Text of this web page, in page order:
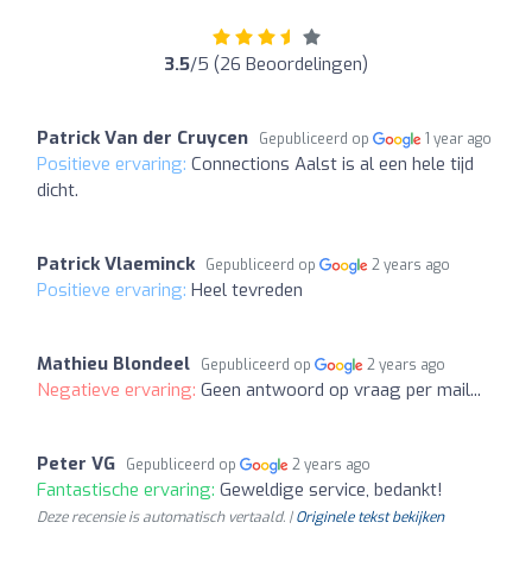
3.5/5 (26 Beoordelingen)
Patrick Van der Cruycen Gepubliceerd op 1 year ago
Positieve ervaring: Connections Aalst is al een hele tijd
dicht.
Patrick Vlaeminck Gepubliceerd op 2 years ago
Positieve ervaring: Heel tevreden
Mathieu Blondeel Gepubliceerd op 2 years ago
Negatieve ervaring: Geen antwoord op vraag per mail...
Peter VG Gepubliceerd op 2 years ago
Fantastische ervaring: Geweldige service, bedankt!
Deze recensie is automatisch vertaald. |Originele tekst bekijken